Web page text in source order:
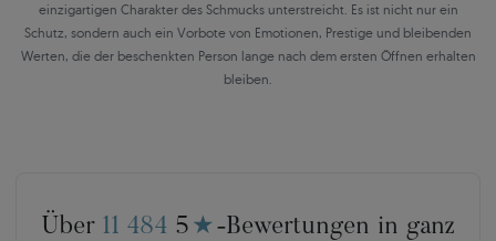
einzigartigen Charakter des Schmucks unterstreicht. Es ist nicht nur ein
Schutz, sondern auch ein Vorbote von Emotionen, Prestige und bleibenden
Werten, die der beschenkten Person lange nach dem ersten Öffnen erhalten
bleiben.
Über 11 484 5 ★ -Bewertungen in ganz